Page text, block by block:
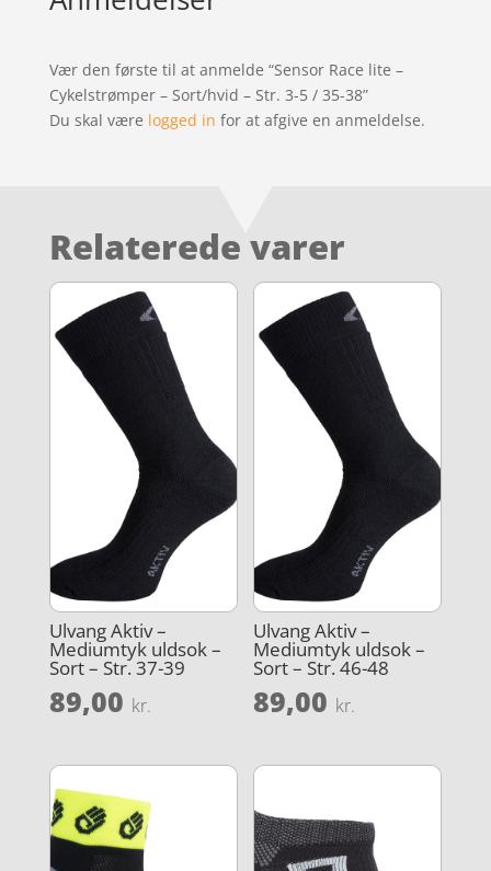
Vær den første til at anmelde “Sensor Race lite –
Cykelstrømper – Sort/hvid – Str. 3-5 / 35-38”
Du skal være logged in for at afgive en anmeldelse.
Relaterede varer
Ulvang Aktiv –
Mediumtyk uldsok –
Sort – Str. 37-39
89,00 kr.
Ulvang Aktiv –
Mediumtyk uldsok –
Sort – Str. 46-48
89,00 kr.